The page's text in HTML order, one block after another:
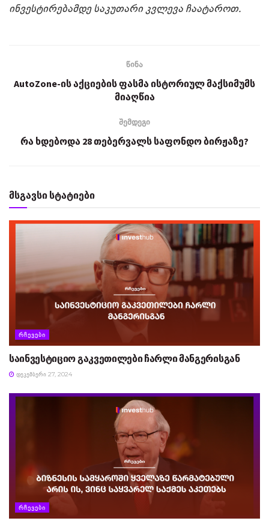
ინვესტირებამდე საკუთარი კვლევა ჩაატაროთ.
წინა
AutoZone-ის აქციების ფასმა ისტორიულ მაქსიმუმს
მიაღწია
შემდეგი
რა ხდებოდა 28 თებერვალს საფონდო ბირჟაზე?
მსგავსი სტატიები
ᲠᲩᲔᲕᲔᲑᲘ
საინვესტიციო გაკვეთილები ჩარლი მანგერისგან
ᲓᲔᲙᲔᲛᲑᲔᲠᲘ 27, 2024
ᲠᲩᲔᲕᲔᲑᲘ